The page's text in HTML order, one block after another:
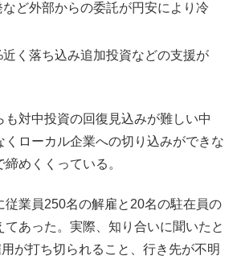
ど外部からの委託が円安により冷
く落ち込み追加投資などの支援が
も対中投資の回復見込みが難しい中
くローカル企業への切り込みができな
めくくっている。
従業員250名の解雇と20名の駐在員の
あった。実際、知り合いに聞いたと
が打ち切られること、行き先が不明